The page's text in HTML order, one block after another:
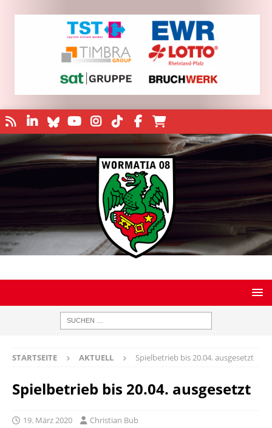
STARTSEITE AKTUELL Spielbetrieb bis 20.04. ausgesetzt
Spielbetrieb bis 20.04. ausgesetzt
19. März 2020 Christian Bub